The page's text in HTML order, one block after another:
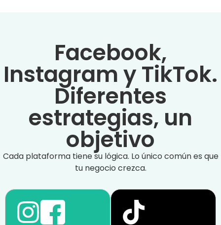
Facebook,
Instagram y TikTok.
Diferentes
estrategias, un
objetivo
Cada plataforma tiene su lógica. Lo único común es que
tu negocio crezca.